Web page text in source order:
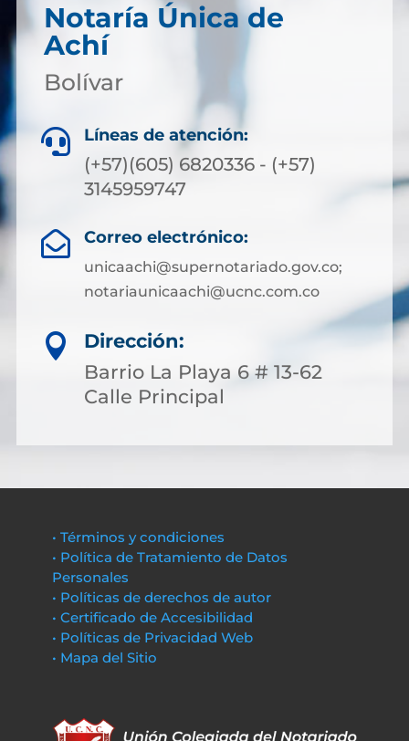
Notaría Única de
Achí
Bolívar
 Líneas de atención:
(+57)(605) 6820336 - (+57)
3145959747
 Correo electrónico:
unicaachi@supernotariado.gov.co;
notariaunicaachi@ucnc.com.co

Dirección:
Barrio La Playa 6 # 13-62
Calle Principal
• Términos y condiciones
• Política de Tratamiento de Datos
Personales
• Políticas de derechos de autor
• Certificado de Accesibilidad
• Políticas de Privacidad Web
• Mapa del Sitio